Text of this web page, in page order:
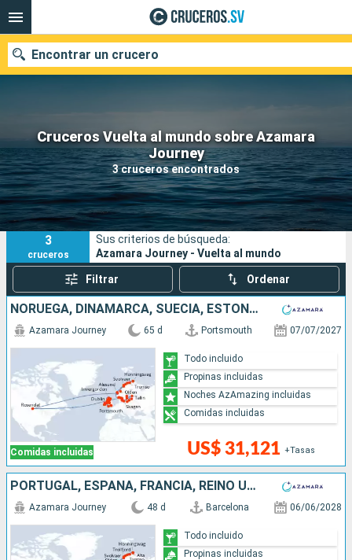
Cruceros Vuelta al mundo sobre Azamara
Journey
3 cruceros encontrados
Encontrar un crucero
Nuestros destinos
Fecha de salida
Puertos Compañías
Buscar
3
cruceros
Sus criterios de búsqueda:
Azamara Journey - Vuelta al mundo
Filtrar Ordenar
NORUEGA, DINAMARCA, SUECIA, ESTONIA, LETONIA, LITUANIA, POLONIA, IRLANDA, REINO UNIDO
Comidas incluidas
Azamara Journey 65 d Portsmouth 07/07/2027
US$ 31,121 +Tasas
Todo incluido
Propinas incluidas
Noches AzAmazing incluidas
Comidas incluidas
PORTUGAL, ESPAÑA, FRANCIA, REINO UNIDO, PAISES BAJOS, NORUEGA, DINAMARCA, ALEMANIA, POLONIA, LITUANIA, LETONIA, ESTONIA, SUECIA
Azamara Journey 48 d Barcelona 06/06/2028
Todo incluido
Propinas incluidas